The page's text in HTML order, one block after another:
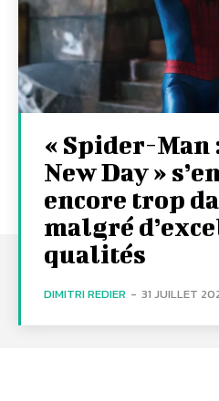
« Spider-Man
New Day »
encore trop
malgré
qualités
DIMITRI REDIER - 31 JUILLET